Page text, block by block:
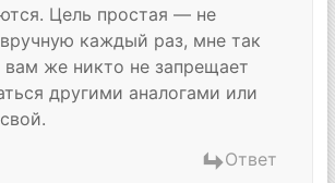
Цель простая — не
каждый раз, мне так
вам же никто не запрещает
другими аналогами или
Ответ